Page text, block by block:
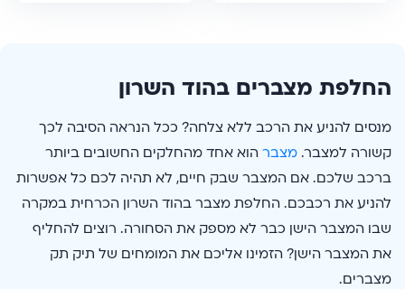
החלפת מצברים בהוד השרון
מנסים להניע את הרכב ללא צלחה? ככל הנראה הסיבה לכך
קשורה למצבר. מצבר הוא אחד מהחלקים החשובים ביותר
ברכב שלכם. אם המצבר שבק חיים, לא תהיה לכם כל אפשרות
להניע את רכבכם. החלפת מצבר בהוד השרון הכרחית במקרה
שבו המצבר הישן כבר לא מספק את הסחורה. רוצים להחליף
את המצבר הישן? הזמינו אליכם את המומחים של תיק תק
מצברים.